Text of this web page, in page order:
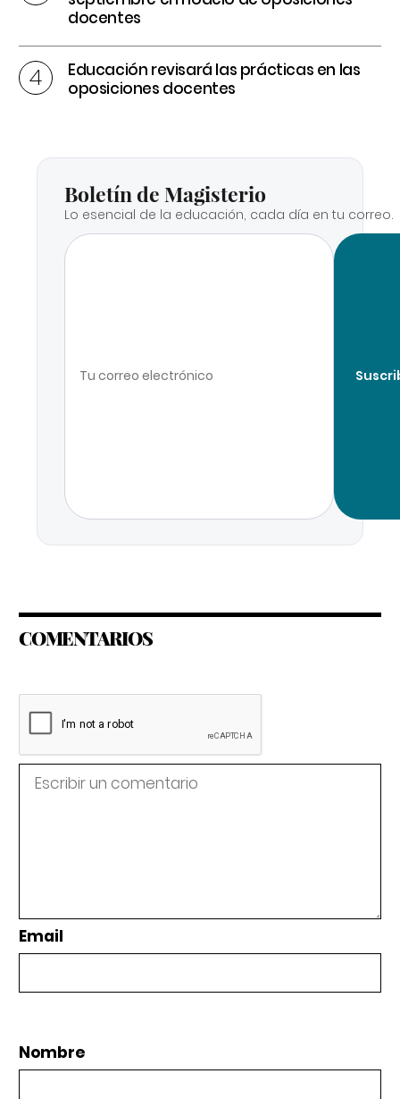
docentes
Educación revisará las prácticas en las
oposiciones docentes
Boletín de Magisterio
Lo esencial de la educación, cada día en tu correo.
COMENTARIOS
Email
Nombre